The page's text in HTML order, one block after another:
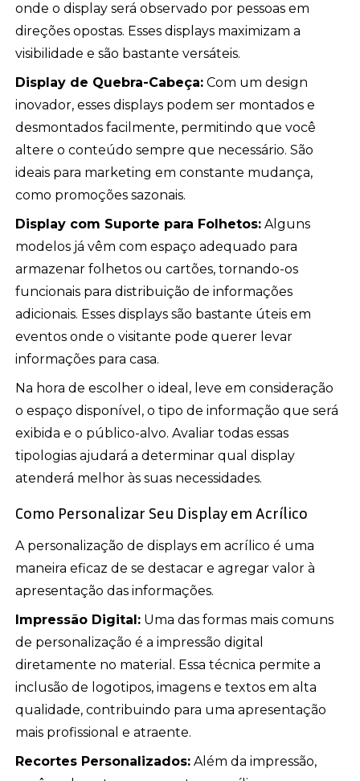
onde o display será observado por pessoas em
direções opostas. Esses displays maximizam a
visibilidade e são bastante versáteis.
Display de Quebra-Cabeça: Com um design
inovador, esses displays podem ser montados e
desmontados facilmente, permitindo que você
altere o conteúdo sempre que necessário. São
ideais para marketing em constante mudança,
como promoções sazonais.
Display com Suporte para Folhetos: Alguns
modelos já vêm com espaço adequado para
armazenar folhetos ou cartões, tornando-os
funcionais para distribuição de informações
adicionais. Esses displays são bastante úteis em
eventos onde o visitante pode querer levar
informações para casa.
Na hora de escolher o ideal, leve em consideração
o espaço disponível, o tipo de informação que será
exibida e o público-alvo. Avaliar todas essas
tipologias ajudará a determinar qual display
atenderá melhor às suas necessidades.
Como Personalizar Seu Display em Acrílico
A personalização de displays em acrílico é uma
maneira eficaz de se destacar e agregar valor à
apresentação das informações.
Impressão Digital: Uma das formas mais comuns
de personalização é a impressão digital
diretamente no material. Essa técnica permite a
inclusão de logotipos, imagens e textos em alta
qualidade, contribuindo para uma apresentação
mais profissional e atraente.
Recortes Personalizados: Além da impressão,